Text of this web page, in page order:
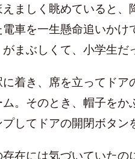
ましく眺めていると
車を一生懸命追いかけ
がまぶしくて、小学生
に着き、席を立ってド
ム。そのとき、帽子を
してドアの開閉ボタン
存在には気づいていた